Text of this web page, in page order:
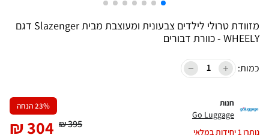
מזוודת טרולי לילדים צבעונית ומעוצבת מבית Slazenger דגם
WHEELY - כוורת דבורים
כמות:
חנות
Go Luggage
נותרו1יחידות במלאי
23% הנחה
395
₪
304
₪